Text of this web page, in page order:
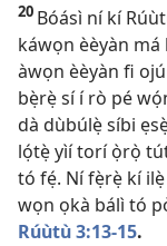
20 Bóásì ní kí
káwọn èèyàn má
àwọn èèyàn fi
bẹ̀rẹ̀ sí í rò pé
dà dùbúlẹ̀ síbi
lọ́tẹ̀ yìí torí ọ̀rọ̀
tó fẹ́. Ní fẹ̀rẹ̀ kí
wọn ọkà bálì tó
Rúùtù 3:13-15.